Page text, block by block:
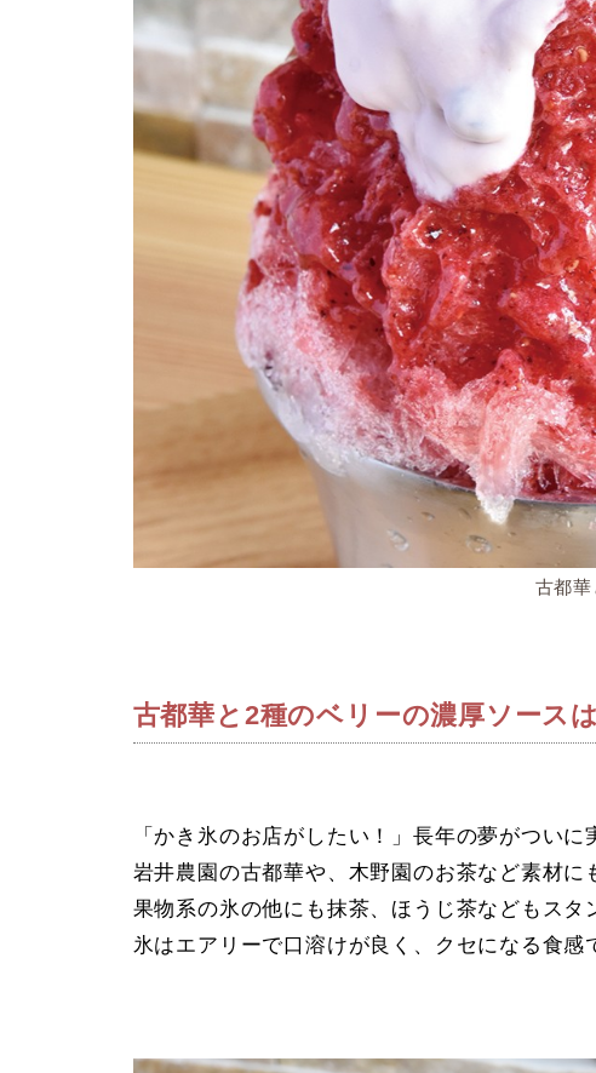
古都
古都華と2種のベリーの濃厚ソース
「かき氷のお店がしたい！」長年の夢がついに
岩井農園の古都華や、木野園のお茶など素材に
果物系の氷の他にも抹茶、ほうじ茶などもスタ
氷はエアリーで口溶けが良く、クセになる食感